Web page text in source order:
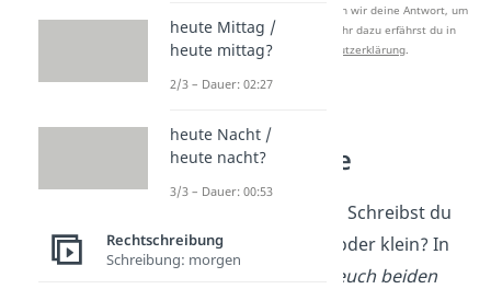
Nach Beantwortung speichern wir deine Antwort, um
Studyflix zu verbessern. Mehr dazu erfährst du in
unserer
Datenschutzerklärung.
euch beiden
Schreibweise
Achtung Testfrage: Schreibst du
euch beiden
groß oder klein? In
der Formulierung
euch beiden
heute Mittag /
heute mittag?
2/3 – Dauer: 02:27
heute Nacht /
heute nacht?
3/3 – Dauer: 00:53
Rechtschreibung
Schreibung: morgen